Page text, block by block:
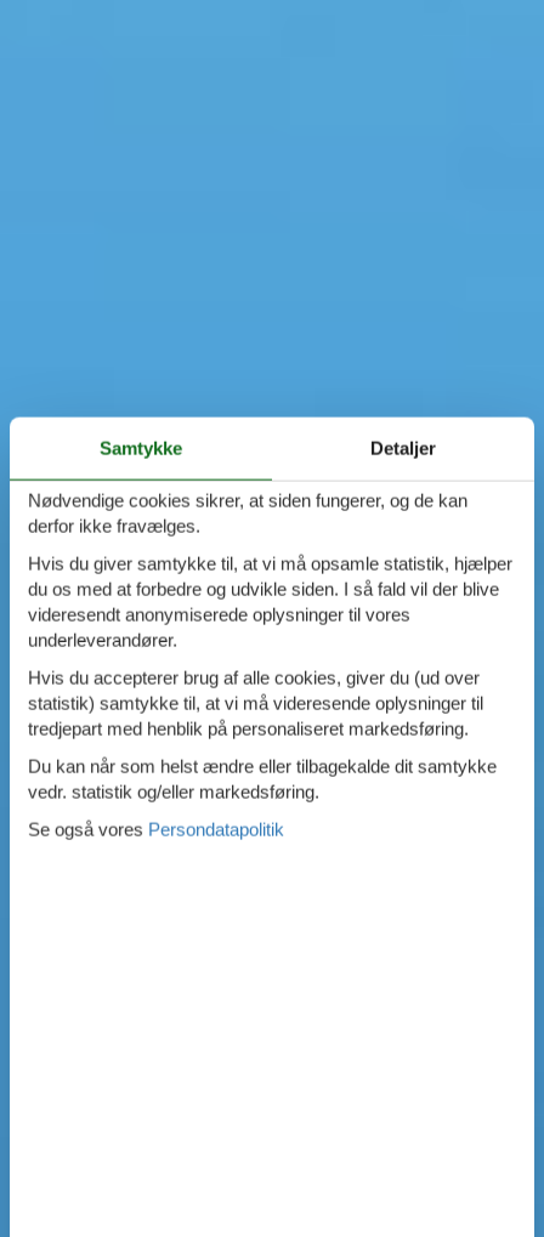
Samtykke Detaljer
Nødvendige cookies sikrer, at siden fungerer, og de kan
derfor ikke fravælges.
Hvis du giver samtykke til, at vi må opsamle statistik, hjælper
du os med at forbedre og udvikle siden. I så fald vil der blive
videresendt anonymiserede oplysninger til vores
underleverandører.
Hvis du accepterer brug af alle cookies, giver du (ud over
statistik) samtykke til, at vi må videresende oplysninger til
tredjepart med henblik på personaliseret markedsføring.
Du kan når som helst ændre eller tilbagekalde dit samtykke
vedr. statistik og/eller markedsføring.
Se også vores Persondatapolitik